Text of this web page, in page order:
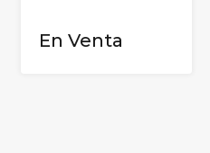
En Venta